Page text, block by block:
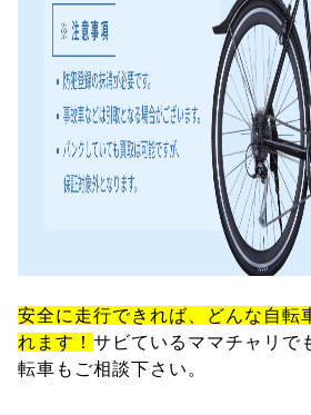
安全に走行できれば、どんな自転
れます！ サビているママチャリで
転車もご相談下さい。